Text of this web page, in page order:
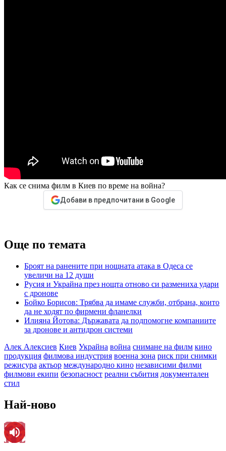
Как се снима филм в Киев по време на война?
Добави в предпочитани в Google
Още по темата
Броят на ранените при нощната атака в Одеса се
увеличи на 12 души
Русия и Украйна през нощта отново си размениха удари
с дронове
Бойко Борисов: Трябва да имаме служби, отбрана, които
да не ходят по фирмени фланелки
Илияна Йотова: Държавата да подпомогне компаниите
за дронове и антидрон системи
Алек Алексиев Киев Украйна война снимане на филм кино
продукция филмова индустрия военна зона риск при снимки
режисура актьор международно кино независими филми
филмови екипи безопасност реални събития документален
стил
Най-ново